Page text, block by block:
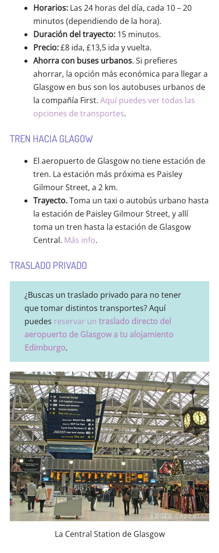
Horarios: Las 24 horas del día, cada 10 – 20
minutos (dependiendo de la hora).
Duración del trayecto: 15 minutos.
Precio:£8 ida, £13,5 ida y vuelta.
Ahorra con buses urbanos. Si prefieres
ahorrar, la opción más económica para llegar a
Glasgow en bus son los autobuses urbanos de
la compañía First. Aquí puedes ver todas las
opciones de transportes.
TREN HACIA GLAGOW
El aeropuerto de Glasgow no tiene estación de
tren. La estación más próxima es Paisley
Gilmour Street, a 2 km.
Trayecto.Toma un taxi o autobús urbano hasta
la estación de Paisley Gilmour Street, y allí
toma un tren hasta la estación de Glasgow
Central. Más info.
TRASLADO PRIVADO
¿Buscas un traslado privado para no tener
que tomar distintos transportes? Aquí
puedes reservar un traslado directo del
aeropuerto de Glasgow a tu alojamiento
Edimburgo.
La Central Station de Glasgow